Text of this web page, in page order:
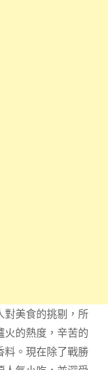
對美食的挑剔，所
火的熱度，辛苦的
料。現在除了戰勝